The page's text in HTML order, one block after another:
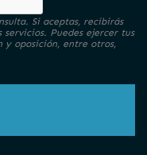
Si aceptas, recibirás
servicios. Puedes ejercer tus
y oposición, entre otros,